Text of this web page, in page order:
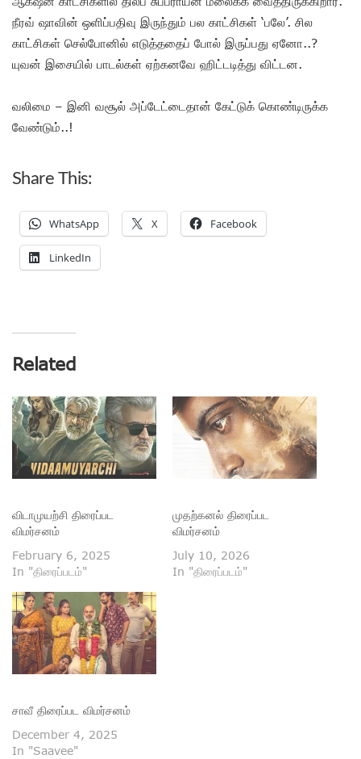
நீரவ் ஷாவின் ஒளிப்பதிவு இருந்தும் பல காட்சிகள் ‘பலே’. சில
காட்சிகள் செல்போனில் எடுத்ததைப் போல் இருப்பது ஏனோ..?
யுவன் இசையில் பாடல்கள் ஏற்கனவே ஹிட்டடித்து விட்டன.
வலிமை – இனி வசூல் அப்டேட்டைதான் கேட்டுக் கொண்டிருக்க
வேண்டும்..!
Share This:
WhatsApp X Facebook
LinkedIn
Related
விடாமுயற்சி திரைப்பட
விமர்சனம்
February 6, 2025
In "திரைப்படம்"
முதற்கனல் திரைப்பட
விமர்சனம்
July 10, 2026
In "திரைப்படம்"
சாவீ திரைப்பட விமர்சனம்
December 4, 2025
In "Saavee"